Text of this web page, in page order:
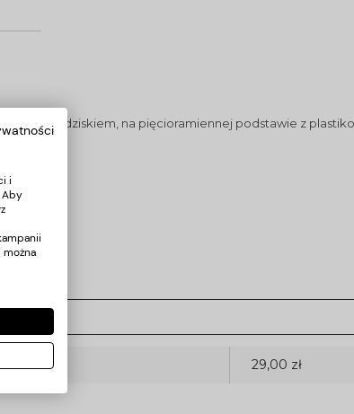
siedziskiem, na pięcioramiennej podstawie z
29,00 zł
i
Aby